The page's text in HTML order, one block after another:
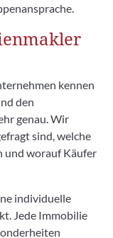
kennen
den
genau. Wir
sind, welche
und worauf Käufer
individuelle
Jede Immobilie